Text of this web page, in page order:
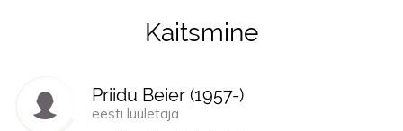
Tsitaadid teemalkaitsmine
Kaitsmine
Priidu Beier (1957-)
eesti luuletaja